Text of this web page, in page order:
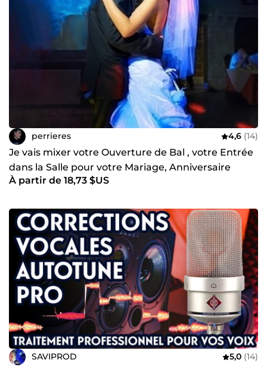
perrieres 4,6 (14)
Je vais mixer votre Ouverture de Bal , votre Entrée
dans la Salle pour votre Mariage, Anniversaire
À partir de 18,73 $US
SAVIPROD 5,0 (14)